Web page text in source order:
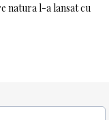
natura l-a lansat cu